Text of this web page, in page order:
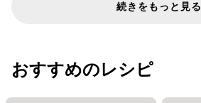
続きをもっと見る
おすすめのレシピ